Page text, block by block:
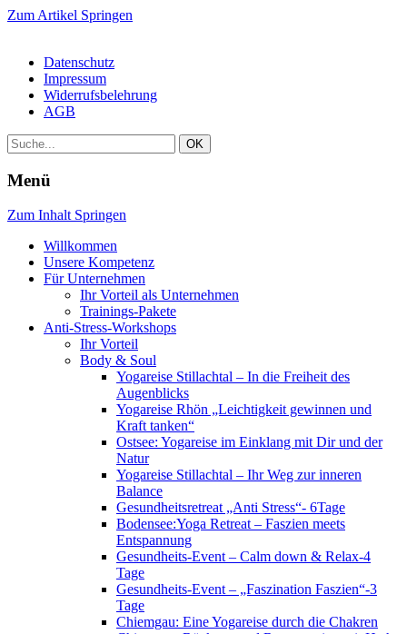
Zum Artikel Springen
Datenschutz
Impressum
Widerrufsbelehrung
AGB
Menü
Zum Inhalt Springen
Willkommen
Unsere Kompetenz
Für Unternehmen
Ihr Vorteil als Unternehmen
Trainings-Pakete
Anti-Stress-Workshops
Ihr Vorteil
Body & Soul
Yogareise Stillachtal – In die Freiheit des
Augenblicks
Yogareise Rhön „Leichtigkeit gewinnen und
Kraft tanken“
Ostsee: Yogareise im Einklang mit Dir und der
Natur
Yogareise Stillachtal – Ihr Weg zur inneren
Balance
Gesundheitsretreat „Anti Stress“- 6Tage
Bodensee:Yoga Retreat – Faszien meets
Entspannung
Gesundheits-Event – Calm down & Relax-4
Tage
Gesundheits-Event – „Faszination Faszien“-3
Tage
Chiemgau: Eine Yogareise durch die Chakren